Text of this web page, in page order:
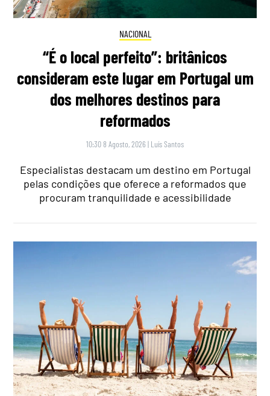
NACIONAL
“É o local perfeito”: britânicos
consideram este lugar em Portugal um
dos melhores destinos para
reformados
10:30 8 Agosto, 2026 | Luís Santos
Especialistas destacam um destino em Portugal
pelas condições que oferece a reformados que
procuram tranquilidade e acessibilidade